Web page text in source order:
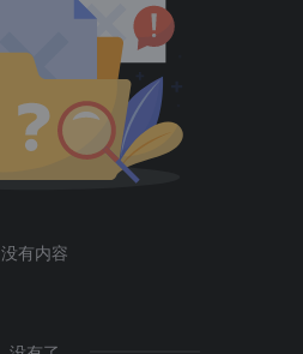
没有内容